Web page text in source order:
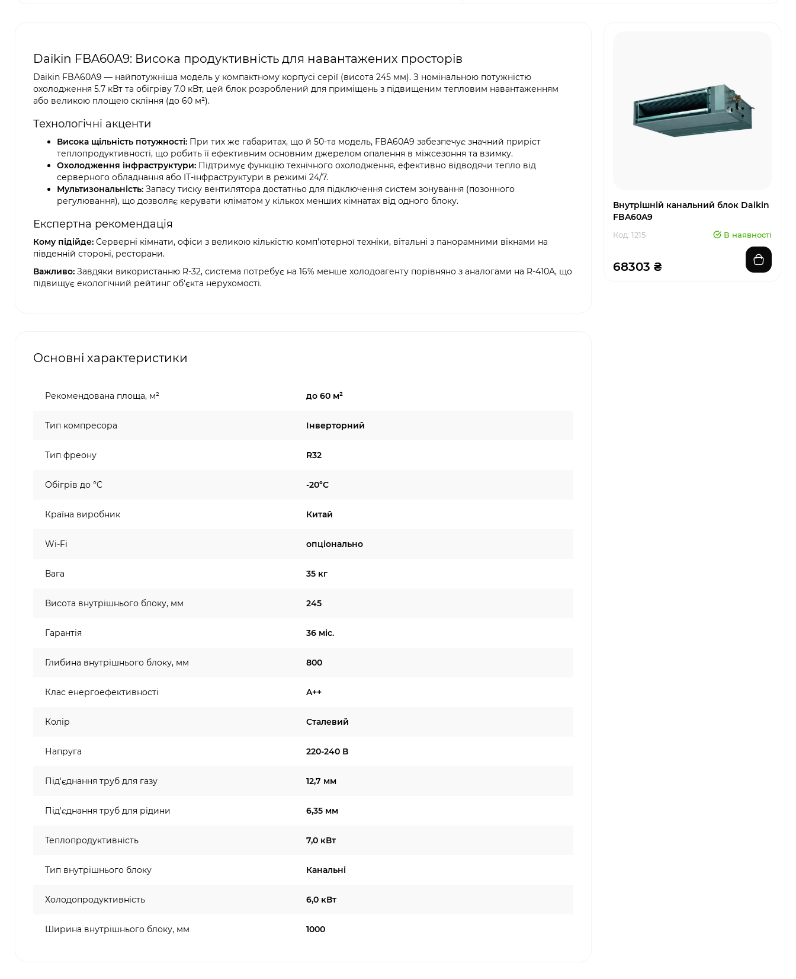
Daikin FBA60A9: Висока продуктивність для навантажених просторів
Daikin FBA60A9 — найпотужніша модель у компактному корпусі серії (висота 245 мм). З номінальною потужністю
охолодження 5.7 кВт та обігріву 7.0 кВт, цей блок розроблений для приміщень з підвищеним тепловим навантаженням
або великою площею скління (до 60 м²).
Технологічні акценти
Висока щільність потужності: При тих же габаритах, що й 50-та модель, FBA60A9 забезпечує значний приріст
теплопродуктивності, що робить її ефективним основним джерелом опалення в міжсезоння та взимку.
Охолодження інфраструктури: Підтримує функцію технічного охолодження, ефективно відводячи тепло від
серверного обладнання або IT-інфраструктури в режимі 24/7.
Мультизональність: Запасу тиску вентилятора достатньо для підключення систем зонування (позонного
регулювання), що дозволяє керувати кліматом у кількох менших кімнатах від одного блоку.
Експертна рекомендація
Кому підійде: Серверні кімнати, офіси з великою кількістю комп'ютерної техніки, вітальні з панорамними вікнами на
південній стороні, ресторани.
Важливо: Завдяки використанню R-32, система потребує на 16% менше холодоагенту порівняно з аналогами на R-410A, що
підвищує екологічний рейтинг об'єкта нерухомості.
Основні характеристики
Рекомендована площа, м² до 60 м²
Тип компресора Інверторний
Тип фреону R32
Обігрів до °C -20°C
Країна виробник Китай
Wi-Fi опціонально
Вага 35 кг
Висота внутрішнього блоку, мм 245
Гарантія 36 міс.
Глибина внутрішнього блоку, мм 800
Клас енергоефективності A++
Колір Сталевий
Напруга 220-240 В
Під'єднання труб для газу 12,7 мм
Під'єднання труб для рідини 6,35 мм
Теплопродуктивність 7,0 кВт
Тип внутрішнього блоку Канальні
Холодопродуктивність 6,0 кВт
Ширина внутрішнього блоку, мм 1000
Внутрішній канальний блок Daikin
FBA60A9
Код: 1215 В наявності
68303 ₴